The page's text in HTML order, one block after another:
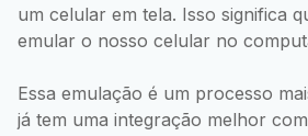
um celular em tela. Isso significa
emular o nosso celular no
Essa emulação é um processo
já tem uma integração melhor